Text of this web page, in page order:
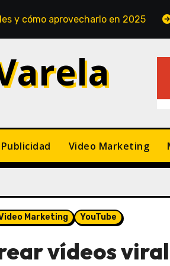
en 2025 Pensar con
Publicidad Video Marketing
Marketing YouTube
vídeos